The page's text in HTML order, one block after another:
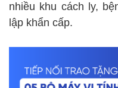
nhiều khu cách ly,
lập khẩn cấp.